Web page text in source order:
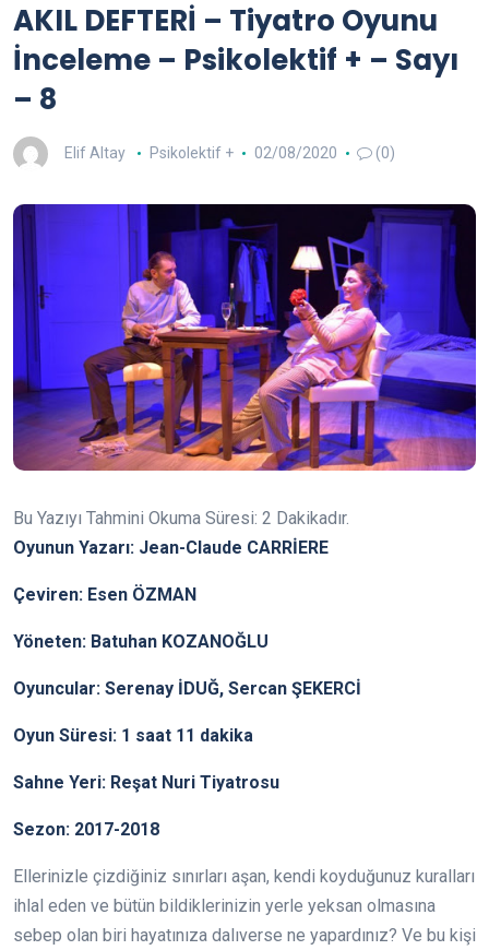
AKIL DEFTERİ – Tiyatro Oyunu
İnceleme – Psikolektif + – Sayı
– 8
Elif Altay Psikolektif + 02/08/2020 (0)
Bu Yazıyı Tahmini Okuma Süresi: 2 Dakikadır.
Oyunun Yazarı: Jean-Claude CARRİERE
Çeviren: Esen ÖZMAN
Yöneten: Batuhan KOZANOĞLU
Oyuncular: Serenay İDUĞ, Sercan ŞEKERCİ
Oyun Süresi: 1 saat 11 dakika
Sahne Yeri: Reşat Nuri Tiyatrosu
Sezon: 2017-2018
Ellerinizle çizdiğiniz sınırları aşan, kendi koyduğunuz kuralları
ihlal eden ve bütün bildiklerinizin yerle yeksan olmasına
sebep olan biri hayatınıza dalıverse ne yapardınız? Ve bu kişi